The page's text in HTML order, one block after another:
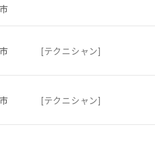
[テクニシャン]
[テクニシャン]